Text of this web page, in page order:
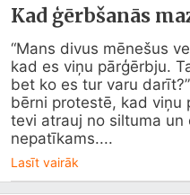
Kad ģērbšanās
“Mans divus mēnešus
kad es viņu pārģērbju.
bet ko es tur varu
bērni protestē, kad viņu
tevi atrauj no siltuma
nepatīkams....
Lasīt vairāk